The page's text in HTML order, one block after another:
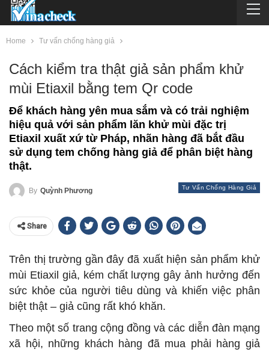
Home Tư vấn chống hàng giả
Cách kiểm tra thật giả sản phẩm khử
mùi Etiaxil bằng tem Qr code
Để khách hàng yên mua sắm và có trải nghiệm
hiệu quả với sản phẩm lăn khử mùi đặc trị
Etiaxil xuất xứ từ Pháp, nhãn hàng đã bắt đầu
sử dụng tem chống hàng giả để phân biệt hàng
thật.
Tư Vấn Chống Hàng Giả
By Quỳnh Phương
Share
Trên thị trường gần đây đã xuất hiện sản phẩm khử
mùi Etiaxil giả, kém chất lượng gây ảnh hưởng đến
sức khỏe của người tiêu dùng và khiến việc phân
biệt thật – giả cũng rất khó khăn.
Theo một số trang cộng đồng và các diễn đàn mạng
xã hội, những khách hàng đã mua phải hàng giả